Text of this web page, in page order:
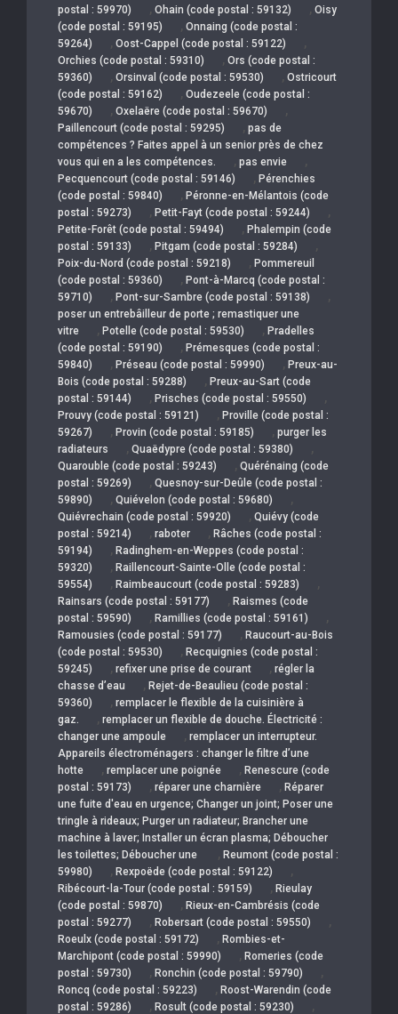
postal : 59970)
, Ohain (code postal : 59132) , Oisy
(code postal : 59195)
, Onnaing (code postal :
59264)
, Oost-Cappel (code postal : 59122) ,
Orchies (code postal : 59310) , Ors (code postal :
59360)
, Orsinval (code postal : 59530) , Ostricourt
(code postal : 59162)
, Oudezeele (code postal :
59670)
, Oxelaëre (code postal : 59670) ,
Paillencourt (code postal : 59295) , pas de
compétences ? Faites appel à un senior près de chez
vous qui en a les compétences.
, pas envie ,
Pecquencourt (code postal : 59146) , Pérenchies
(code postal : 59840)
, Péronne-en-Mélantois (code
postal : 59273)
, Petit-Fayt (code postal : 59244) ,
Petite-Forêt (code postal : 59494) , Phalempin (code
postal : 59133)
, Pitgam (code postal : 59284) ,
Poix-du-Nord (code postal : 59218) , Pommereuil
(code postal : 59360)
, Pont-à-Marcq (code postal :
59710)
, Pont-sur-Sambre (code postal : 59138) ,
poser un entrebâilleur de porte ; remastiquer une
vitre
, Potelle (code postal : 59530) , Pradelles
(code postal : 59190)
, Prémesques (code postal :
59840)
, Préseau (code postal : 59990) , Preux-au-
Bois (code postal : 59288)
, Preux-au-Sart (code
postal : 59144)
, Prisches (code postal : 59550) ,
Prouvy (code postal : 59121) , Proville (code postal :
59267)
, Provin (code postal : 59185) , purger les
radiateurs
, Quaëdypre (code postal : 59380) ,
Quarouble (code postal : 59243) , Quérénaing (code
postal : 59269)
, Quesnoy-sur-Deûle (code postal :
59890)
, Quiévelon (code postal : 59680) ,
Quiévrechain (code postal : 59920) , Quiévy (code
postal : 59214)
, raboter , Râches (code postal :
59194)
, Radinghem-en-Weppes (code postal :
59320)
, Raillencourt-Sainte-Olle (code postal :
59554)
, Raimbeaucourt (code postal : 59283) ,
Rainsars (code postal : 59177) , Raismes (code
postal : 59590)
, Ramillies (code postal : 59161) ,
Ramousies (code postal : 59177) , Raucourt-au-Bois
(code postal : 59530)
, Recquignies (code postal :
59245)
, refixer une prise de courant , régler la
chasse d’eau
, Rejet-de-Beaulieu (code postal :
59360)
, remplacer le flexible de la cuisinière à
gaz.
, remplacer un flexible de douche. Électricité :
changer une ampoule
, remplacer un interrupteur.
Appareils électroménagers : changer le filtre d’une
hotte
, remplacer une poignée , Renescure (code
postal : 59173)
, réparer une charnière , Réparer
une fuite d'eau en urgence; Changer un joint; Poser une
tringle à rideaux; Purger un radiateur; Brancher une
machine à laver; Installer un écran plasma; Déboucher
les toilettes; Déboucher une
, Reumont (code postal :
59980)
, Rexpoëde (code postal : 59122) ,
Ribécourt-la-Tour (code postal : 59159) , Rieulay
(code postal : 59870)
, Rieux-en-Cambrésis (code
postal : 59277)
, Robersart (code postal : 59550) ,
Roeulx (code postal : 59172) , Rombies-et-
Marchipont (code postal : 59990)
, Romeries (code
postal : 59730)
, Ronchin (code postal : 59790) ,
Roncq (code postal : 59223) , Roost-Warendin (code
postal : 59286)
, Rosult (code postal : 59230) ,